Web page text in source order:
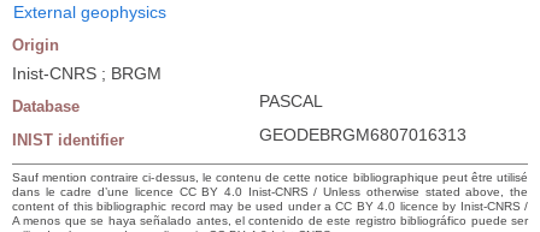
External geophysics
Origin
Inist-CNRS ; BRGM
Database PASCAL
INIST identifier GEODEBRGM6807016313
Sauf mention contraire ci-dessus, le contenu de cette notice bibliographique peut être utilisé
dans le cadre d’une licence CC BY 4.0 Inist-CNRS / Unless otherwise stated above, the
content of this bibliographic record may be used under a CC BY 4.0 licence by Inist-CNRS /
A menos que se haya señalado antes, el contenido de este registro bibliográfico puede ser